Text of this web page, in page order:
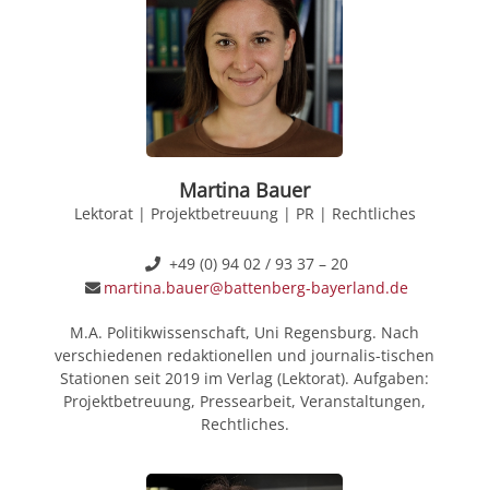
Martina Bauer
Lektorat | Projektbetreuung | PR | Rechtliches
+49 (0) 94 02 / 93 37 – 20
martina.bauer@battenberg-bayerland.de
M.A. Politikwissenschaft, Uni Regensburg. Nach
verschiedenen redaktionellen und journalis-tischen
Stationen seit 2019 im Verlag (Lektorat). Aufgaben:
Projektbetreuung, Pressearbeit, Veranstaltungen,
Rechtliches.